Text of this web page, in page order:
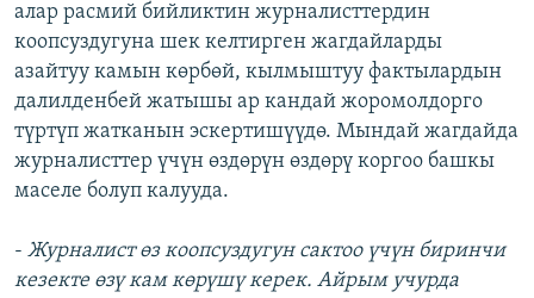
алар расмий бийликтин журналисттердин
коопсуздугуна шек келтирген жагдайларды
азайтуу камын көрбөй, кылмыштуу фактылардын
далилденбей жатышы ар кандай жоромолдорго
түртүп жатканын эскертишүүдө. Мындай жагдайда
журналисттер үчүн өздөрүн өздөрү коргоо башкы
маселе болуп калууда.
- Журналист өз коопсуздугун сактоо үчүн биринчи
кезекте өзү кам көрүшү керек. Айрым учурда